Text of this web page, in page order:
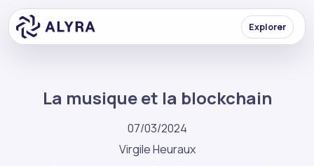
Explorer
La musique et la blockchain
07/03/2024
Virgile Heuraux